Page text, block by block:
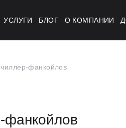
УСЛУГИ БЛОГ О КОМПАНИИ
чиллер-фанкойлов
фанкойлов